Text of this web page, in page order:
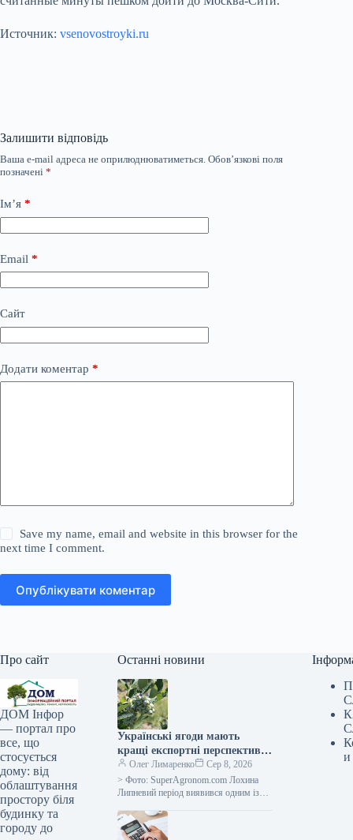
Источник: vsenovostroyki.ru
Залишити відповідь
Ваша e-mail адреса не оприлюднюватиметься. Обов’язкові поля
позначені *
Ім’я *
Email *
Сайт
Додати коментар *
Save my name, email and website in this browser for the
next time I comment.
Опублікувати коментар
Про сайт
ДОМ Інфор
— портал про
все, що
стосується
дому: від
облаштування
простору біля
будинку та
городу до
Останні новини
Українські ягоди мають
кращі експортні перспективи,
однак слід зважати на
оновлені нормативні вимоги
— SuperAgronom.com
Олег Лимаренко
Сер 8, 2026
> Фото: SuperAgronom.com Лохина
Липневий період виявився одним із
України, що спеціалізується на
вирощуванні ягід. Саме…
и